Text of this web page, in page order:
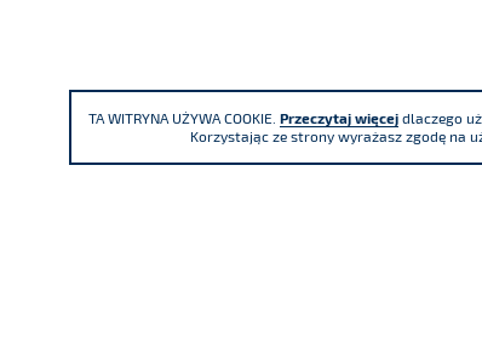
TA WITRYNA UŻYWA COOKIE. Przeczytaj więcej dlaczego
Korzystając ze strony wyrażasz zgodę na